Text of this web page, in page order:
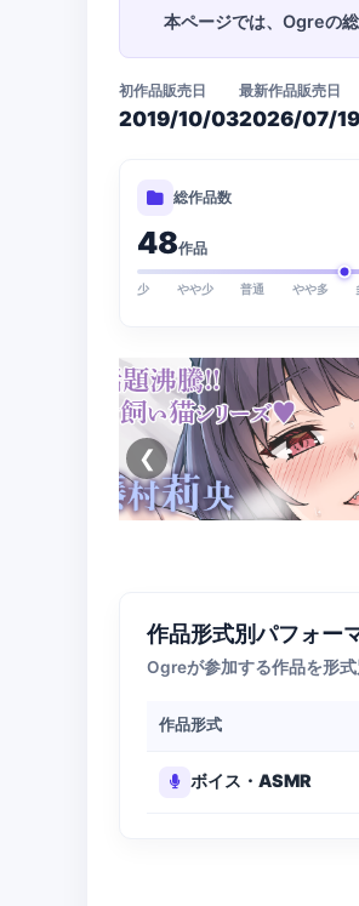
本ページでは、Ogreの
初作品販売日
2019/10/03
最新作品販売日
2026/07/19
総作品数
48作品
少 やや少 普通 やや多
❮
作品形式別パフォー
Ogreが参加する作品を形
作品形式
ボイス・ASMR